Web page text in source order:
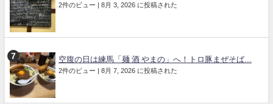
2件のビュー | 8月 3, 2026 に投稿された
空腹の日は練馬「麺 酒 やまの」へ！トロ豚まぜそば...
2件のビュー | 8月 7, 2026 に投稿された